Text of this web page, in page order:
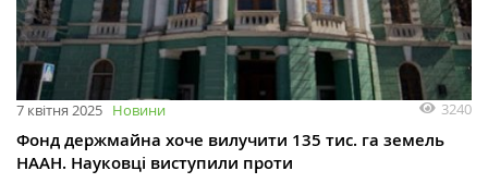
7 квітня 2025 Новини 3240
Фонд держмайна хоче вилучити 135 тис. га земель
НААН. Науковці виступили проти